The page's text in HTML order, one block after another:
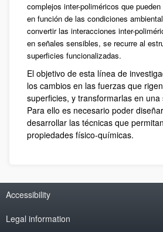
complejos inter-poliméricos que
en función de las condiciones
convertir las interacciones inter-
en señales sensibles, se recurre al
superficies funcionalizadas.
El objetivo de esta línea de
los cambios en las fuerzas que
superficies, y transformarlas en una
Para ello es necesario poder
desarrollar las técnicas que
propiedades físico-químicas.
Accessibility
Legal information